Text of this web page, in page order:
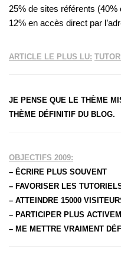
25% de sites référents (40%
12% en accès direct par
ARTICLE LE PLUS LU:
JE PENSE QUE LE THÈME
THÈME DÉFINITIF DU BLOG.
OBJECTIFS 2009:
– ÉCRIRE PLUS SOUVENT
– FAVORISER LES
– ATTEINDRE 15000
– PARTICIPER PLUS
– ME METTRE VRAIMENT